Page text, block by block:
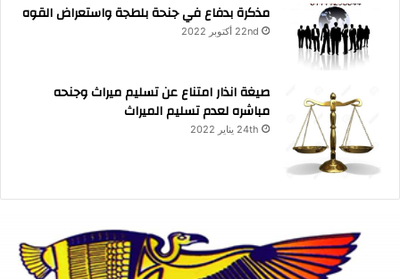
مذكرة بدفاع في جنحة بلطجة واستعراض القوه
22nd أكتوبر 2022
صيغة انذار امتناع عن تسليم ميراث وجنحه
مباشره لعدم تسليم الميراث
24th يناير 2022